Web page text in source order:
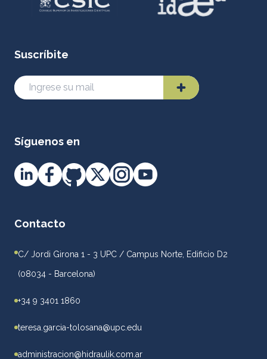
Suscríbite
Síguenos en
Contacto
C/ Jordi Girona 1 - 3 UPC / Campus Norte, Edificio D2
(08034 - Barcelona)
+34 9 3401 1860
teresa.garcia-tolosana@upc.edu
administracion@hidraulik.com.ar